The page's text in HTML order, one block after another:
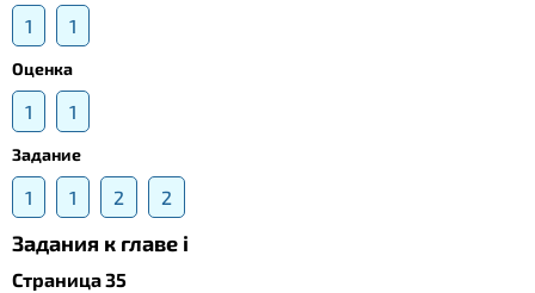
1 1
Оценка
1 1
Задание
1 1 2 2
Задания к главе i
Страница 35